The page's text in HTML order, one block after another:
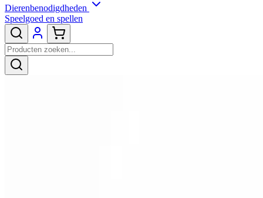
Dierenbenodigdheden
Speelgoed en spellen